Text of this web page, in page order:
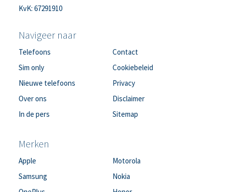
KvK: 67291910
Navigeer naar
Telefoons
Sim only
Nieuwe telefoons
Over ons
In de pers
Contact
Cookiebeleid
Privacy
Disclaimer
Sitemap
Merken
Apple
Samsung
Motorola
Nokia